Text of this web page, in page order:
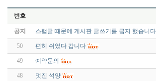
번호
공지 스팸글 때문에 게시판 글쓰기를 금지 했습니
50 편히 쉬었다 갑니다
49 예약문의
48 멋진 석양